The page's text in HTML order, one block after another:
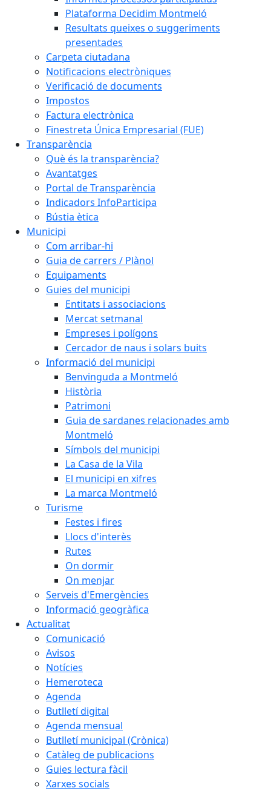
Plataforma Decidim Montmeló
Resultats queixes o suggeriments
presentades
Carpeta ciutadana
Notificacions electròniques
Verificació de documents
Impostos
Factura electrònica
Finestreta Única Empresarial (FUE)
Transparència
Què és la transparència?
Avantatges
Portal de Transparència
Indicadors InfoParticipa
Bústia ètica
Municipi
Com arribar-hi
Guia de carrers / Plànol
Equipaments
Guies del municipi
Entitats i associacions
Mercat setmanal
Empreses i polígons
Cercador de naus i solars buits
Informació del municipi
Benvinguda a Montmeló
Història
Patrimoni
Guia de sardanes relacionades amb
Montmeló
Símbols del municipi
La Casa de la Vila
El municipi en xifres
La marca Montmeló
Turisme
Festes i fires
Llocs d'interès
Rutes
On dormir
On menjar
Serveis d'Emergències
Informació geogràfica
Actualitat
Comunicació
Avisos
Notícies
Hemeroteca
Agenda
Butlletí digital
Agenda mensual
Butlletí municipal (Crònica)
Catàleg de publicacions
Guies lectura fàcil
Xarxes socials